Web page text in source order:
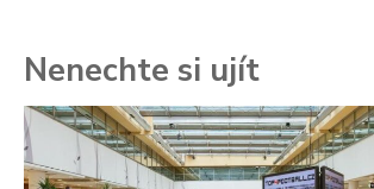
Nenechte si ujít